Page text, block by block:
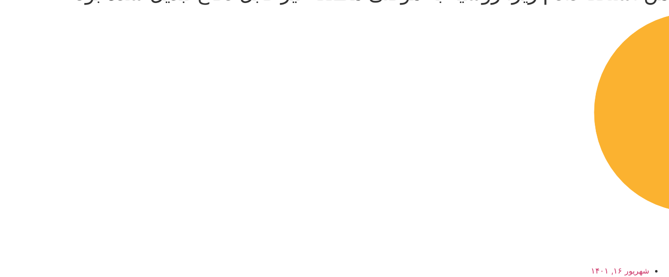
شهریور ۱۶, ۱۴۰۱